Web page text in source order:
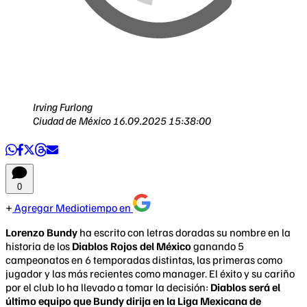
Irving Furlong
Ciudad de México 16.09.2025 15:38:00
0
Agregar Mediotiempo en
Lorenzo Bundy ha escrito con letras doradas su nombre en la
historia de los Diablos Rojos del Méxicoganando 5
campeonatos en 6 temporadas distintas, las primeras como
jugador y las más recientes como manager. El éxito y su cariño
por el club lo ha llevado a tomar la decisión: Diablos será el
último equipo que Bundy dirija en la Liga Mexicana de